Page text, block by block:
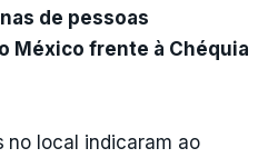
de pessoas
México frente à Chéquia
no local indicaram ao